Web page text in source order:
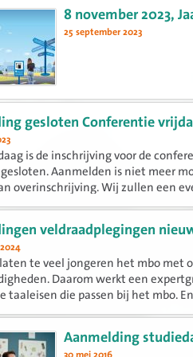
Combinatietrajecten
bijeenkomst is om
inventariseren en...
8 november 2023,
25 september 2023
gesloten Conferentie
is de inschrijving voor de
Aanmelden is niet meer
overinschrijving. Wij zullen een
veldraadplegingen
te veel jongeren het mbo met
Daarom werkt een
taaleisen die passen bij het mbo.
Aanmelding